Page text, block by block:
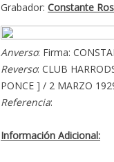
Grabador: Constante
Anverso: Firma:
Reverso: CLUB
PONCE ] / 2 MARZO
Referencia:
Información Adicional: